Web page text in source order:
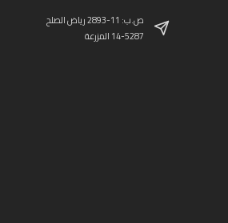
ص.ب: 11-2893 رياض الصلح
14-5287 المزرعة